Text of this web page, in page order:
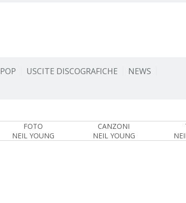
POP USCITE DISCOGRAFICHE NEWS
FOTO
NEIL YOUNG
CANZONI
NEIL YOUNG